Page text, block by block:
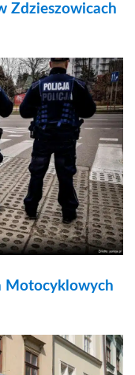
Zdzieszowicach
Motocyklowych